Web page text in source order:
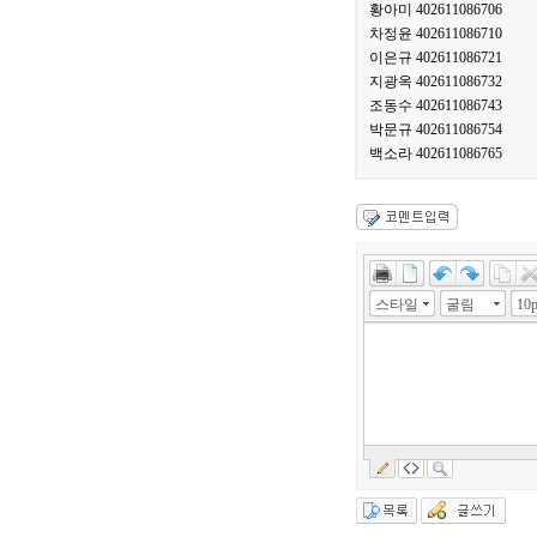
황아미 402611086706
차정윤 402611086710
이은규 402611086721
지광옥 402611086732
조동수 402611086743
박문규 402611086754
백소라 402611086765
스타일 굴림